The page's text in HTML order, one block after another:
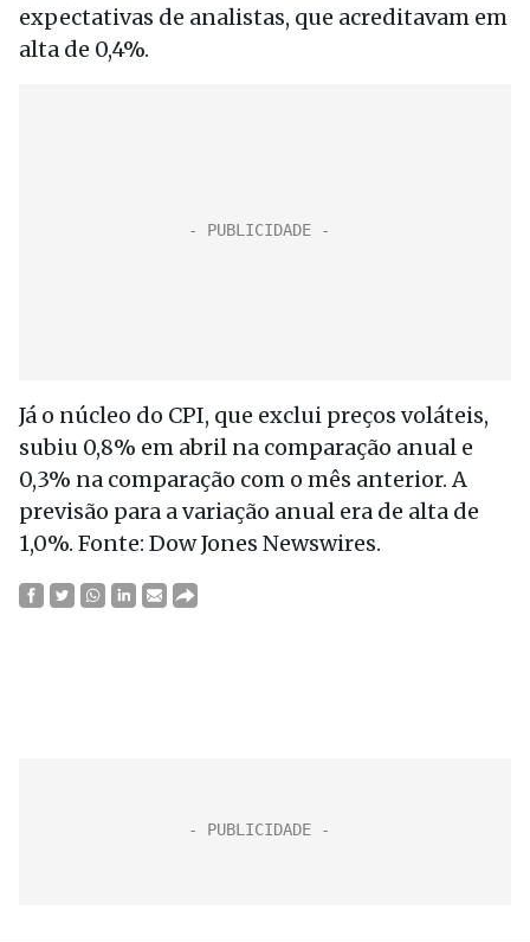
expectativas de analistas, que acreditavam em
alta de 0,4%.
Já o núcleo do CPI, que exclui preços voláteis,
subiu 0,8% em abril na comparação anual e
0,3% na comparação com o mês anterior. A
previsão para a variação anual era de alta de
1,0%. Fonte: Dow Jones Newswires.